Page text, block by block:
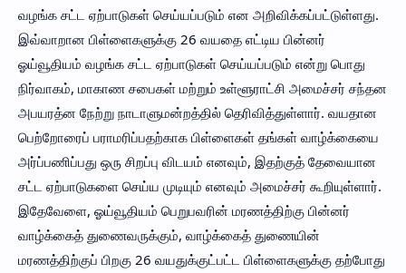
வழங்க சட்ட ஏற்பாடுகள் செய்யப்படும் என அறிவிக்கப்பட்டுள்ளது.
இவ்வாறான பிள்ளைகளுக்கு 26 வயதை எட்டிய பின்னர்
ஓய்வூதியம் வழங்க சட்ட ஏற்பாடுகள் செய்யப்படும் என்று பொது
நிர்வாகம், மாகாண சபைகள் மற்றும் உள்ளூராட்சி அமைச்சர் சந்தன
அபயரத்ன நேற்று நாடாளுமன்றத்தில் தெரிவித்துள்ளார். வயதான
பெற்றோரைப் பராமரிப்பதற்காக பிள்ளைகள் தங்கள் வாழ்க்கையை
அர்ப்பணிப்பது ஒரு சிறப்பு விடயம் எனவும், இதற்குத் தேவையான
சட்ட ஏற்பாடுகளை செய்ய முடியும் எனவும் அமைச்சர் கூறியுள்ளார்.
இதேவேளை, ஓய்வூதியம் பெறுபவரின் மரணத்திற்கு பின்னர்
வாழ்க்கைத் துணைவருக்கும், வாழ்க்கைத் துணையின்
மரணத்திற்குப் பிறகு 26 வயதுக்குட்பட்ட பிள்ளைகளுக்கு தற்போது